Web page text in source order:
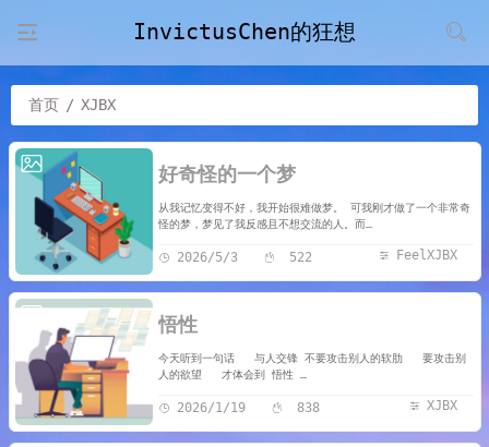
InvictusChen的狂想
首页 / XJBX
好奇怪的一个梦
从我记忆变得不好，我开始很难做梦。 可我刚才做了一个非常奇
怪的梦，梦见了我反感且不想交流的人。而…
FeelXJBX
2026/5/3 522
悟性
今天听到一句话 与人交锋 不要攻击别人的软肋 要攻击别
人的欲望 才体会到 悟性 …
XJBX
2026/1/19 838